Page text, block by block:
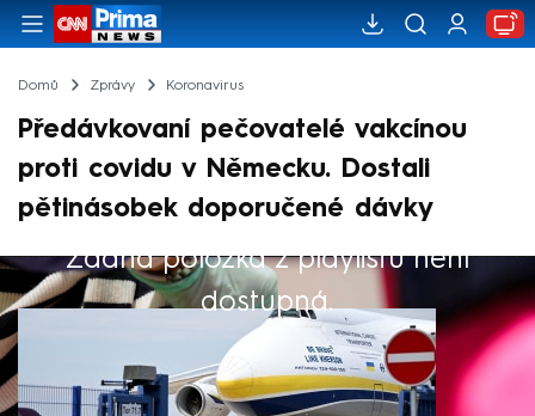
Domů Zprávy Koronavirus
Předávkovaní pečovatelé vakcínou
proti covidu v Německu. Dostali
pětinásobek doporučené dávky
Žádná položka z playlistu není
dostupná.
Výběr redakce